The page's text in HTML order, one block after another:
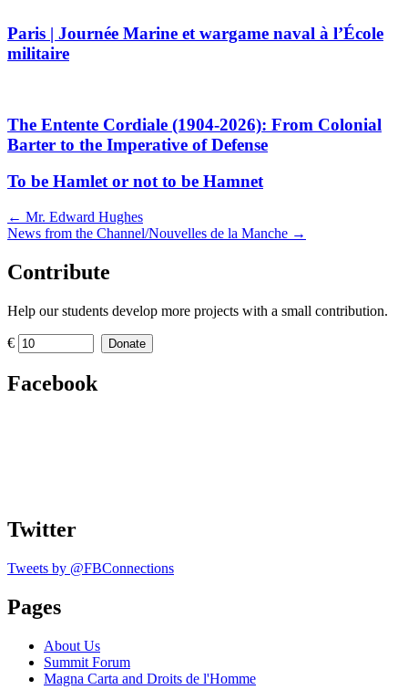
Paris | Journée Marine et wargame naval à l’École
militaire
The Entente Cordiale (1904-2026): From Colonial
Barter to the Imperative of Defense
To be Hamlet or not to be Hamnet
Post
navigation
← Mr. Edward Hughes
News from the Channel/Nouvelles de la Manche →
Contribute
Help our students develop more projects with a small contribution.
€ Donate
Facebook
Twitter
Tweets by @FBConnections
Pages
About Us
Summit Forum
Magna Carta and Droits de l'Homme